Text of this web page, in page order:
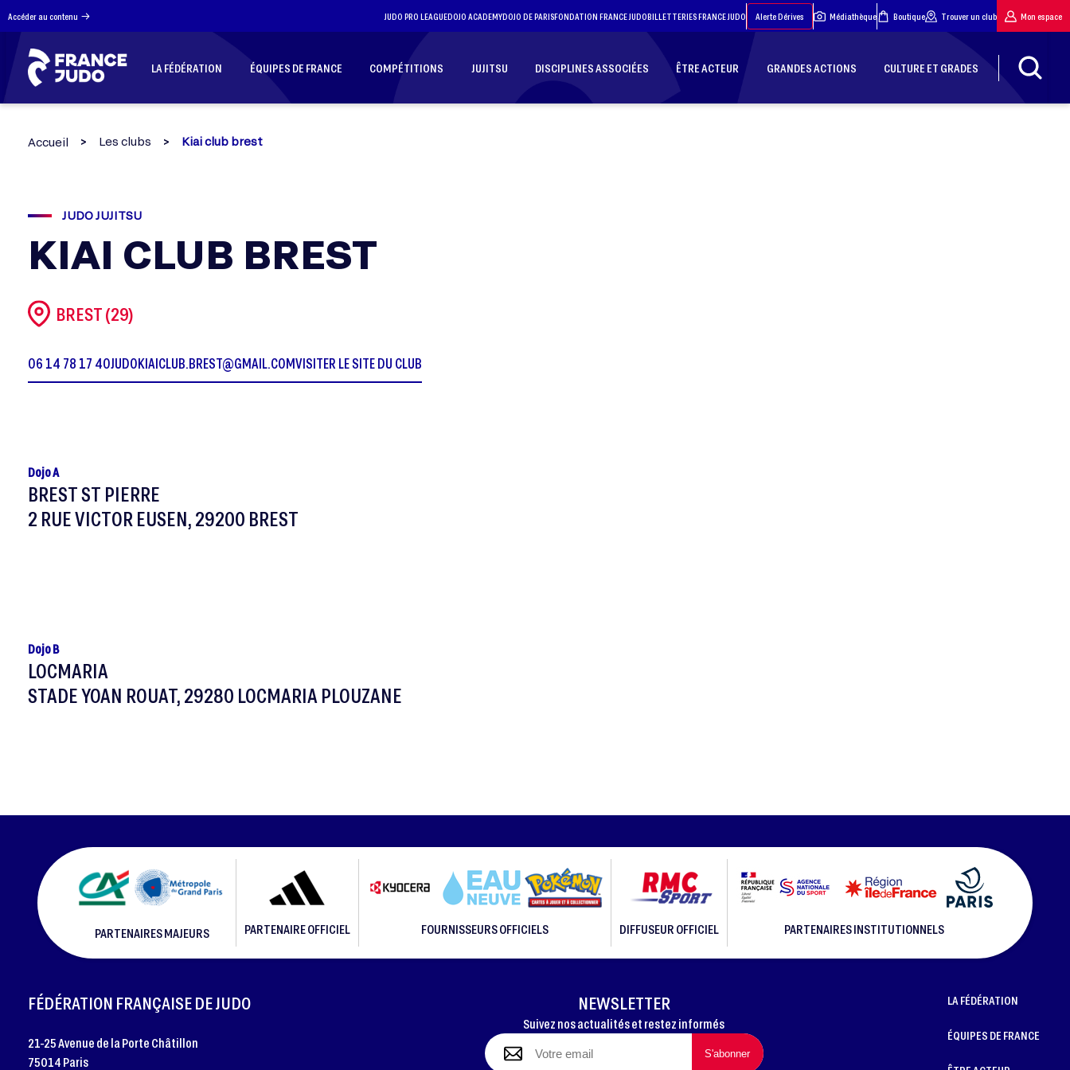
Accéder au contenu JUDO PRO LEAGUEDOJO ACADEMYDOJO DE PARISFONDATION FRANCE JUDOBILLETTERIES FRANCE JUDO Alerte Dérives Médiathèque Boutique Trouver un club Mon espace
LA FÉDÉRATION ÉQUIPES DE FRANCE COMPÉTITIONS JUJITSU DISCIPLINES ASSOCIÉES ÊTRE ACTEUR GRANDES ACTIONS CULTURE ET GRADES
Accueil Les clubs Kiai club brest
JUDO JUJITSU
KIAI CLUB BREST
BREST (29)
06 14 78 17 40JUDOKIAICLUB.BREST@GMAIL.COMVISITER LE SITE DU CLUB
Dojo A
BREST ST PIERRE
2 RUE VICTOR EUSEN, 29200 BREST
Dojo B
LOCMARIA
STADE YOAN ROUAT, 29280 LOCMARIA PLOUZANE
PARTENAIRES MAJEURS PARTENAIRE OFFICIEL FOURNISSEURS OFFICIELS DIFFUSEUR OFFICIEL PARTENAIRES INSTITUTIONNELS
FOOTER
FÉDÉRATION FRANÇAISE DE JUDO
21-25 Avenue de la Porte Châtillon
75014 Paris
NEWSLETTER
Suivez nos actualités et restez informés
LA FÉDÉRATION
ÉQUIPES DE FRANCE
Panneau de gestion des cookies